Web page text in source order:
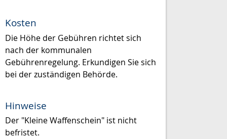
Kosten
Die Höhe der Gebühren richtet sich
nach der kommunalen
Gebührenregelung. Erkundigen Sie sich
bei der zuständigen Behörde.
Hinweise
Der "Kleine Waffenschein" ist nicht
befristet.